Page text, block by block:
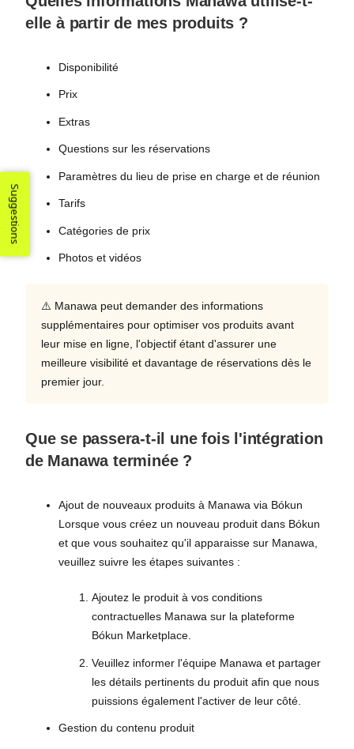
elle à partir de mes produits ?
Disponibilité
Prix
Extras
Questions sur les réservations
Paramètres du lieu de prise en charge et de réunion
Tarifs
Catégories de prix
Photos et vidéos
⚠️ Manawa peut demander des informations
supplémentaires pour optimiser vos produits avant
leur mise en ligne, l'objectif étant d'assurer une
meilleure visibilité et davantage de réservations dès le
premier jour.
Que se passera-t-il une fois l'intégration
de Manawa terminée ?
Ajout de nouveaux produits à Manawa via Bókun
Lorsque vous créez un nouveau produit dans Bókun
et que vous souhaitez qu'il apparaisse sur Manawa,
veuillez suivre les étapes suivantes :
Ajoutez le produit à vos conditions
contractuelles Manawa sur la plateforme
Bókun Marketplace.
Veuillez informer l'équipe Manawa et partager
les détails pertinents du produit afin que nous
puissions également l'activer de leur côté.
Gestion du contenu produit
Suggestions